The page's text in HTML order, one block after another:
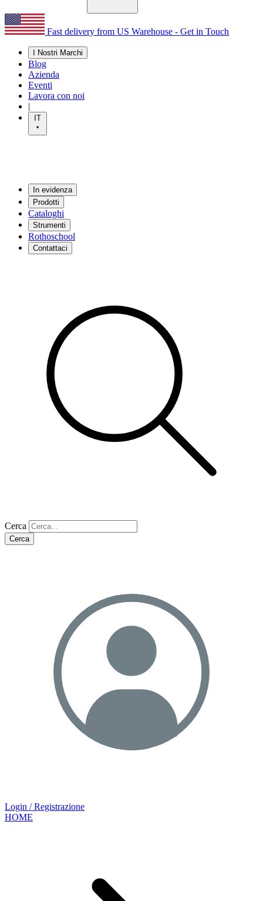
Fast delivery from US Warehouse - Get in Touch
I Nostri Marchi
Blog
Azienda
Eventi
Lavora con noi
|
IT
In evidenza
Prodotti
Cataloghi
Strumenti
Rothoschool
Contattaci
Cerca
Cerca
Login / Registrazione
HOME